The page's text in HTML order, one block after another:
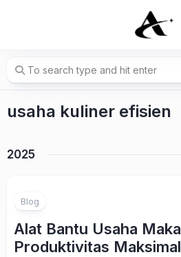
usaha kuliner efisien
2025
Blog
Alat Bantu Usaha
Produktivitas Maksimal